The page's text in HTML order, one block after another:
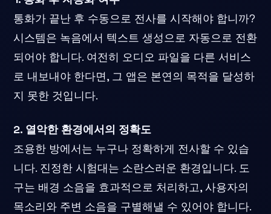
통화가 끝난 후 수동으로 전사를 시작해야 합니까?
시스템은 녹음에서 텍스트 생성으로 자동으로 전환
되어야 합니다. 여전히 오디오 파일을 다른 서비스
로 내보내야 한다면, 그 앱은 본연의 목적을 달성하
지 못한 것입니다.
2. 열악한 환경에서의 정확도
조용한 방에서는 누구나 정확하게 전사할 수 있습
니다. 진정한 시험대는 소란스러운 환경입니다. 도
구는 배경 소음을 효과적으로 처리하고, 사용자의
목소리와 주변 소음을 구별해낼 수 있어야 합니다.